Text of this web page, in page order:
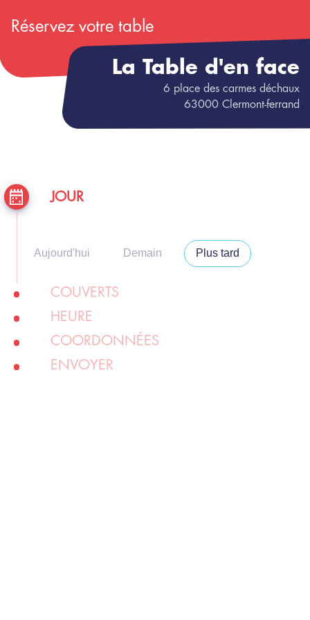
Réservez votre table
La Table d'en face
6 place des carmes déchaux
63000 Clermont-ferrand
JOUR
Aujourd'hui Demain Plus tard
COUVERTS
HEURE
COORDONNÉES
ENVOYER